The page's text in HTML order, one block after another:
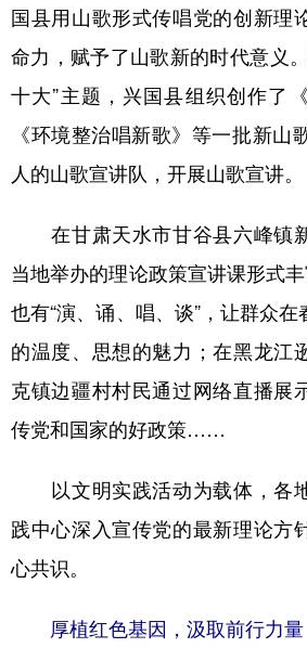
国县用山歌形式传唱党的创新理
命力，赋予了山歌新的时代意义
十大”主题，兴国县组织创作了
《环境整治唱新歌》等一批新山
人的山歌宣讲队，开展山歌宣讲。
在甘肃天水市甘谷县六峰镇
当地举办的理论政策宣讲课形式丰
也有“演、诵、唱、谈”，让群众
的温度、思想的魅力；在黑龙江
克镇边疆村村民通过网络直播展
传党和国家的好政策……
以文明实践活动为载体，各
践中心深入宣传党的最新理论方
心共识。
厚植红色基因，汲取前行力量